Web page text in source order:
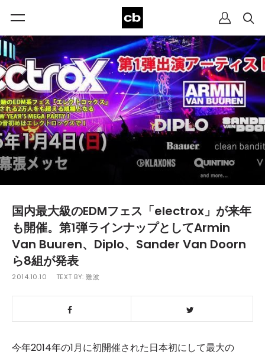
国内最大級のEDMフェス「electrox」が来年
も開催。第1弾ラインナップとしてArmin
Van Buuren、Diplo、Sander Van Doorn
ら8組が発表
2014.10.10 TEXT BY:難波
今年2014年の1月に初開催された日本初にして最大の